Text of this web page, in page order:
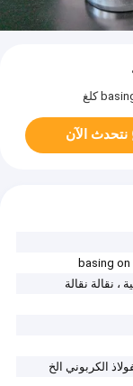
نتحدث الآن
basing
، نقالة نقالة
الكربوني الخ